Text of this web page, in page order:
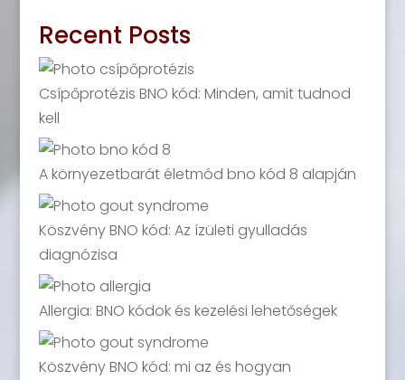
Recent Posts
Csípőprotézis BNO kód: Minden, amit tudnod
kell
A környezetbarát életmód bno kód 8 alapján
Köszvény BNO kód: Az ízületi gyulladás
diagnózisa
Allergia: BNO kódok és kezelési lehetőségek
Köszvény BNO kód: mi az és hogyan